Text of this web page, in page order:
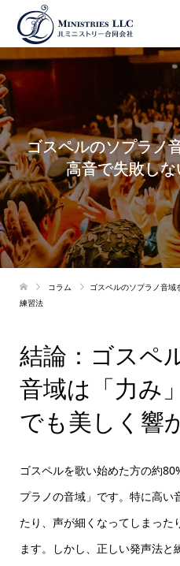
ゴスペルのソプラノ
高音で失敗し
コラム
ゴスペルのソプラノ音
練習法
結論：ゴスペ
音域は「力み
でも美しく響
ゴスペルを歌い始めた方の約
プラノの音域」です。特に高い
たり、声が細くなってしまっ
ます。しかし、正しい発声法と